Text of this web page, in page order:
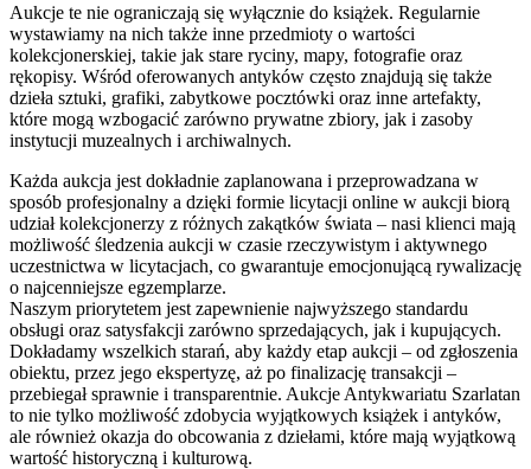
Aukcje te nie ograniczają się wyłącznie do książek. Regularnie
wystawiamy na nich także inne przedmioty o wartości
kolekcjonerskiej, takie jak stare ryciny, mapy, fotografie oraz
rękopisy. Wśród oferowanych antyków często znajdują się także
dzieła sztuki, grafiki, zabytkowe pocztówki oraz inne artefakty,
które mogą wzbogacić zarówno prywatne zbiory, jak i zasoby
instytucji muzealnych i archiwalnych.
Każda aukcja jest dokładnie zaplanowana i przeprowadzana w
sposób profesjonalny a dzięki formie licytacji online w aukcji biorą
udział kolekcjonerzy z różnych zakątków świata – nasi klienci mają
możliwość śledzenia aukcji w czasie rzeczywistym i aktywnego
uczestnictwa w licytacjach, co gwarantuje emocjonującą rywalizację
o najcenniejsze egzemplarze.
Naszym priorytetem jest zapewnienie najwyższego standardu
obsługi oraz satysfakcji zarówno sprzedających, jak i kupujących.
Dokładamy wszelkich starań, aby każdy etap aukcji – od zgłoszenia
obiektu, przez jego ekspertyzę, aż po finalizację transakcji –
przebiegał sprawnie i transparentnie. Aukcje Antykwariatu Szarlatan
to nie tylko możliwość zdobycia wyjątkowych książek i antyków,
ale również okazja do obcowania z dziełami, które mają wyjątkową
wartość historyczną i kulturową.